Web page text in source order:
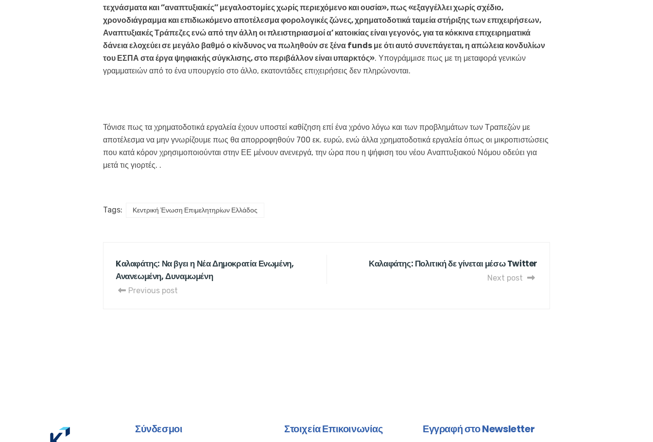
τεχνάσματα και ‘’αναπτυξιακές’’ μεγαλοστομίες χωρίς περιεχόμενο και ουσία», πως «εξαγγέλλει χωρίς σχέδιο,
χρονοδιάγραμμα και επιδιωκόμενο αποτέλεσμα φορολογικές ζώνες, χρηματοδοτικά ταμεία στήριξης των επιχειρήσεων,
Αναπτυξιακές Τράπεζες ενώ από την άλλη οι πλειστηριασμοί α’ κατοικίας είναι γεγονός, για τα κόκκινα επιχειρηματικά
δάνεια ελοχεύει σε μεγάλο βαθμό ο κίνδυνος να πωληθούν σε ξένα funds με ότι αυτό συνεπάγεται, η απώλεια κονδυλίων
του ΕΣΠΑ στα έργα ψηφιακής σύγκλισης, στο περιβάλλον είναι υπαρκτός». Υπογράμμισε πως με τη μεταφορά γενικών
γραμματειών από το ένα υπουργείο στο άλλο, εκατοντάδες επιχειρήσεις δεν πληρώνονται.
Τόνισε πως τα χρηματοδοτικά εργαλεία έχουν υποστεί καθίζηση επί ένα χρόνο λόγω και των προβλημάτων των Τραπεζών με
αποτέλεσμα να μην γνωρίζουμε πως θα απορροφηθούν 700 εκ. ευρώ, ενώ άλλα χρηματοδοτικά εργαλεία όπως οι μικροπιστώσεις
που κατά κόρον χρησιμοποιούνται στην ΕΕ μένουν ανενεργά, την ώρα που η ψήφιση του νέου Αναπτυξιακού Νόμου οδεύει για
μετά τις γιορτές. .
Tags: Κεντρική Ένωση Επιμελητηρίων Ελλάδος
Kαλαφάτης: Να βγει η Νέα Δημοκρατία Ενωμένη,
Ανανεωμένη, Δυναμωμένη
Previous post
Καλαφάτης: Πολιτική δε γίνεται μέσω Twitter
Next post
Σύνδεσμοι Στοιχεία Επικοινωνίας Εγγραφή στο Newsletter